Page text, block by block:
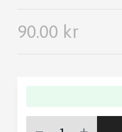
90.00 kr